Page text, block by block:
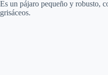
Es un pájaro pequeño y robusto,
grisáceos.